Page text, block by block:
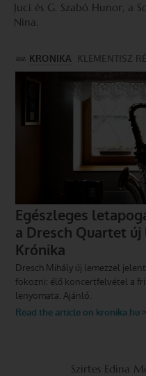
Juci és G. Szabó Hunor, a
Nina.
Szirtes Edina